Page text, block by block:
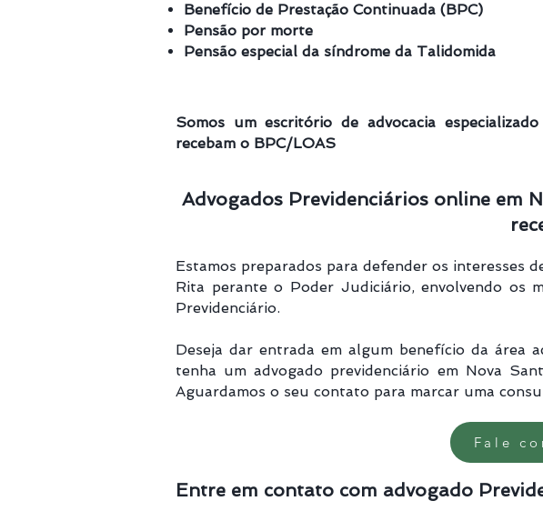
Benefício de Prestação Continuada (BPC)
Pensão por morte
Pensão especial da síndrome da Talidomida
Somos um escritório de advocacia
recebam o BPC/LOAS
Advogados Previdenciários online em
Estamos preparados para defender os interesses
Rita perante o Poder Judiciário, envolvendo os
Previdenciário.​
Deseja dar entrada em algum benefício da área
tenha um advogado previdenciário em Nova
Aguardamos o seu contato para marcar uma
Fale
Entre em contato com advogado